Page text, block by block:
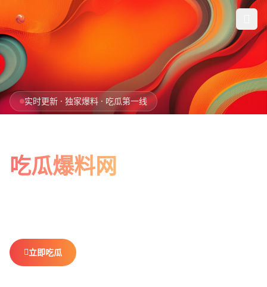
首页
今日爆料
实时更新 · 独家爆料 · 吃瓜第一线
吃瓜爆料网
立即吃瓜